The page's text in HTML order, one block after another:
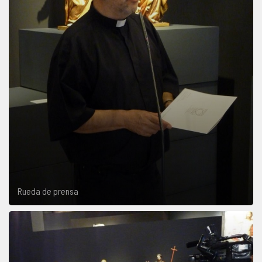
Rueda de prensa